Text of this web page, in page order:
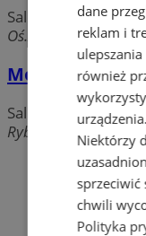
Salony pielęgnacji
Oś.xxx lecia, 44-286
Morusek Salon
Salony pielęgnacji
Rybnicka, 44-300
Dodaj firmę
Pozostałe
dane
reklam i
ulepszania
również
Niektórzy
sprzeciwić
chwili
Polityka